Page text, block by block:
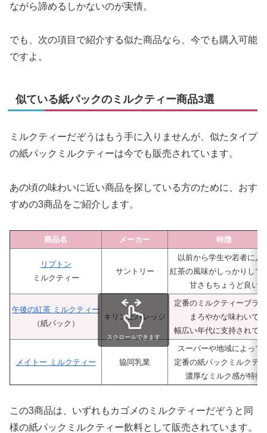
ながら諦めるしかないのが実情。
でも、次の項目で紹介する似た商品なら、今でも購入可能
ですよ。
似ている紙パックのミルクティー商品3選
ミルクティーだぞうはもう手に入りませんが、似たタイプ
の紙パックミルクティーは今でも販売されています。
あの頃の味わいに近い商品を探している方のために、おす
すめの3商品をご紹介します。
商品名 メーカー 特徴
リプトン
ミルクティー
サントリー
以前から学生や若者に人
紅茶の風味がしっかりして
甘さもちょうど良い
午後の紅茶 ミルクティー
（紙パック）
キリンビバレッジ
定番のミルクティーブラ
まろやかな味わいで
幅広い年代に支持されて
メイトー ミルクティー 協同乳業
スーパーや地域によって
定番の紙パックミルクテ
濃厚なミルク感が特徴
スクロールできます
この3商品は、いずれもカゴメのミルクティーだぞうと同
様の紙パックミルクティー飲料として販売されています。